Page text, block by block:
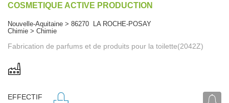
COSMETIQUE ACTIVE PRODUCTION
Nouvelle-Aquitaine > 86270 LA ROCHE-POSAY
Chimie > Chimie
Fabrication de parfums et de produits pour la toilette(2042Z)
EFFECTIF